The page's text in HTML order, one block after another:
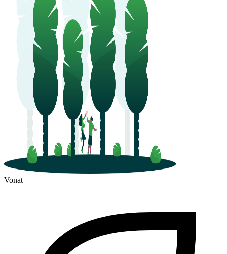
Vonat